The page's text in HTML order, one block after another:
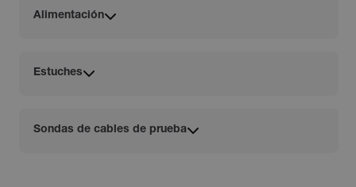
Alimentación
Estuches
Sondas de cables de prueba